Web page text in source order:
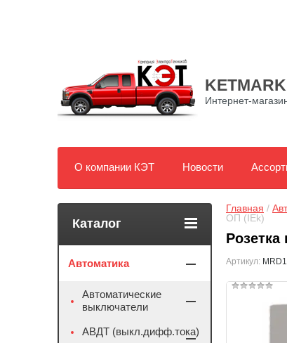
Интернет-
О компании КЭТ Новости
Главная /
ОП (IEk)
Артикул:
Каталог
Автоматика
Автоматические
выключатели
АВДТ (выкл.дифф.тока)